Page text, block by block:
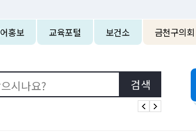
홍보 교육포털 보건소 금천구의회